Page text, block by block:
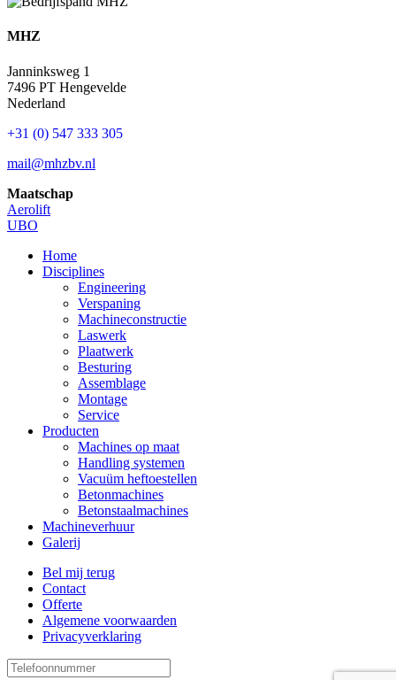
MHZ
Janninksweg 1
7496 PT Hengevelde
Nederland
+31 (0) 547 333 305
mail@mhzbv.nl
Maatschap
Aerolift
UBO
Home
Disciplines
Engineering
Verspaning
Machineconstructie
Laswerk
Plaatwerk
Besturing
Assemblage
Montage
Service
Producten
Machines op maat
Handling systemen
Vacuüm heftoestellen
Betonmachines
Betonstaalmachines
Machineverhuur
Galerij
Bel mij terug
Contact
Offerte
Algemene voorwaarden
Privacyverklaring